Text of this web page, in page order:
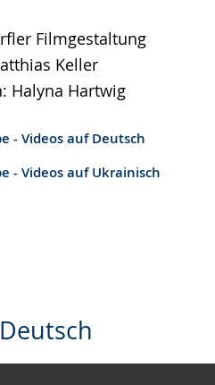
Filmgestaltung
Keller
Halyna Hartwig
- Videos auf Deutsch
- Videos auf Ukrainisch